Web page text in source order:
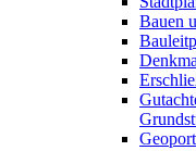
Bauen